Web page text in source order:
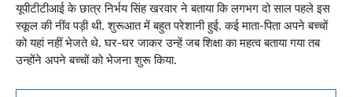
यूपीटीटीआई के छात्र निर्भय सिंह खरवार ने बताया कि लगभग दो साल पहले इस
स्कूल की नींव पड़ी थी. शुरूआत में बहुत परेशानी हुई. कई माता-पिता अपने बच्चों
को यहां नहीं भेजते थे. घर-घर जाकर उन्हें जब शिक्षा का महत्व बताया गया तब
उन्होंने अपने बच्चों को भेजना शुरू किया.